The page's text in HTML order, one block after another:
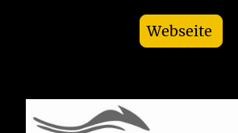
Webseite